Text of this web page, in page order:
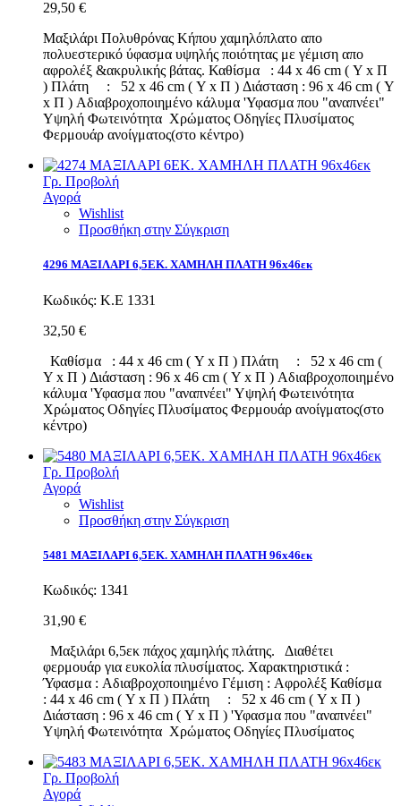
29,50 €
Μαξιλάρι Πολυθρόνας Κήπου χαμηλόπλατο απο
πολυεστερικό ύφασμα υψηλής ποιότητας με γέμιση απο
αφρολέξ &ακρυλικής βάτας. Καθίσμα : 44 x 46 cm ( Υ x Π
) Πλάτη : 52 x 46 cm ( Υ x Π ) Διάσταση : 96 x 46 cm ( Υ
x Π ) Αδιαβροχοποιημένο κάλυμα 'Υφασμα που "αναπνέει"
Υψηλή Φωτεινότητα Χρώματος Οδηγίες Πλυσίματος
Φερμουάρ ανοίγματος(στο κέντρο)
Γρ. Προβολή
Αγορά
Wishlist
Προσθήκη στην Σύγκριση
4296 ΜΑΞΙΛΑΡΙ 6,5ΕΚ. ΧΑΜΗΛΗ ΠΛΑΤΗ 96x46εκ
Κωδικός: Κ.Ε 1331
32,50 €
Καθίσμα : 44 x 46 cm ( Υ x Π ) Πλάτη : 52 x 46 cm (
Υ x Π ) Διάσταση : 96 x 46 cm ( Υ x Π ) Αδιαβροχοποιημένο
κάλυμα 'Υφασμα που "αναπνέει" Υψηλή Φωτεινότητα
Χρώματος Οδηγίες Πλυσίματος Φερμουάρ ανοίγματος(στο
κέντρο)
Γρ. Προβολή
Αγορά
Wishlist
Προσθήκη στην Σύγκριση
5481 ΜΑΞΙΛΑΡΙ 6,5ΕΚ. ΧΑΜΗΛΗ ΠΛΑΤΗ 96x46εκ
Κωδικός: 1341
31,90 €
Μαξιλάρι 6,5εκ πάχος χαμηλής πλάτης. Διαθέτει
φερμουάρ για ευκολία πλυσίματος. Χαρακτηριστικά :
Ύφασμα : Αδιαβροχοποιημένο Γέμιση : Αφρολέξ Καθίσμα
: 44 x 46 cm ( Υ x Π ) Πλάτη : 52 x 46 cm ( Υ x Π )
Διάσταση : 96 x 46 cm ( Υ x Π ) 'Υφασμα που "αναπνέει"
Υψηλή Φωτεινότητα Χρώματος Οδηγίες Πλυσίματος
Γρ. Προβολή
Αγορά